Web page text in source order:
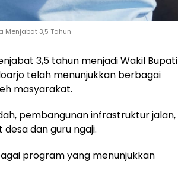
Menjabat 3,5 Tahun
3,5 tahun menjadi Wakil Bupati
telah menunjukkan berbagai
masyarakat.
pembangunan infrastruktur jalan,
dan guru ngaji.
program yang menunjukkan